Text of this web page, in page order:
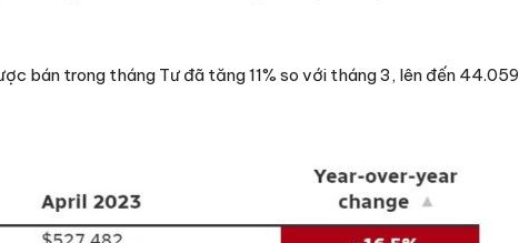
bán trong tháng Tư đã tăng 11% so với tháng 3, lên đến 44.059